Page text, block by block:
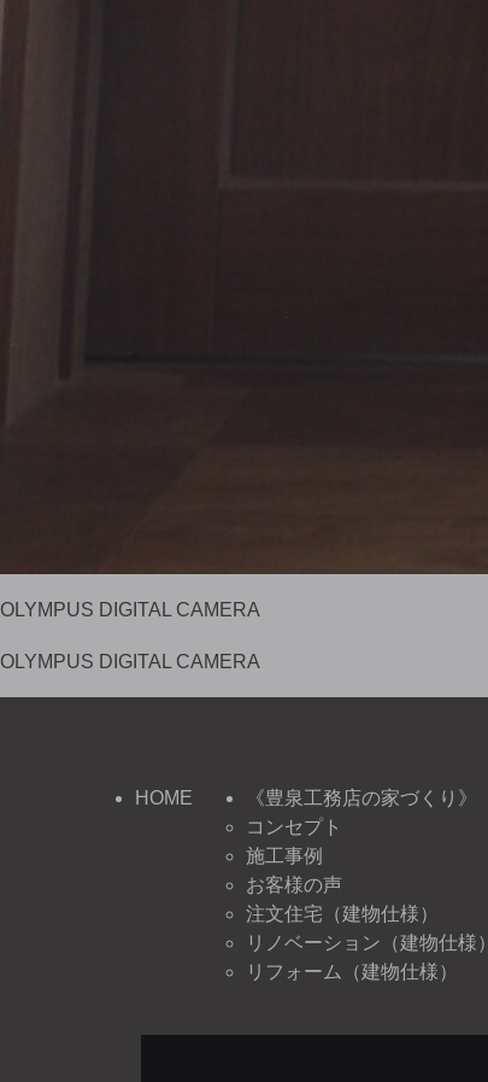
OLYMPUS DIGITAL CAMERA
OLYMPUS DIGITAL CAMERA
HOME
《豊泉工務店の家づくり》
コンセプト
施工事例
お客様の声
注文住宅（建物仕様）
リノベーション（建物仕様）
リフォーム（建物仕様）